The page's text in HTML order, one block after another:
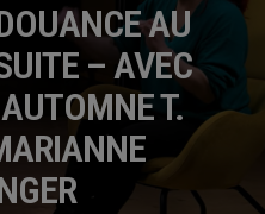
AU
– AVEC
T.